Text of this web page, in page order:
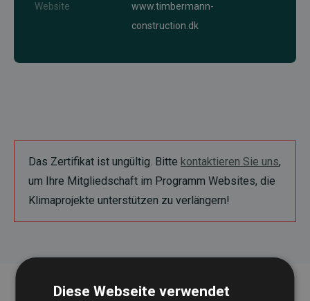
Website
www.timbermann-
construction.dk
Das Zertifikat ist ungültig. Bitte kontaktieren Sie uns,
um Ihre Mitgliedschaft im Programm Websites, die
Klimaprojekte unterstützen zu verlängern!
Diese Webseite verwendet